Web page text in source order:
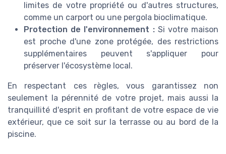
limites de votre propriété ou d'autres structures,
comme un carport ou une pergola bioclimatique.
Protection de l'environnement :Si votre maison
est proche d'une zone protégée, des restrictions
supplémentaires peuvent s'appliquer pour
préserver l'écosystème local.
En respectant ces règles, vous garantissez non
seulement la pérennité de votre projet, mais aussi la
tranquillité d'esprit en profitant de votre espace de vie
extérieur, que ce soit sur la terrasse ou au bord de la
piscine.